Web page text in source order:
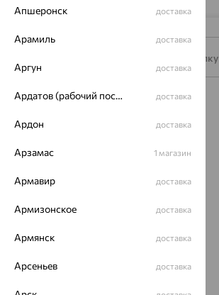
Подписаться на рассылку
Акции
Магазины
Покупателям
О нас
Магазины и доставка г. Липецк
еще 3
Другие города
Апшеронск доставка
Арамиль доставка
Аргун доставка
Ардатов (рабочий поселок) доставка
Ардон доставка
Арзамас 1 магазин
Армавир доставка
Армизонское доставка
Армянск доставка
Арсеньев доставка